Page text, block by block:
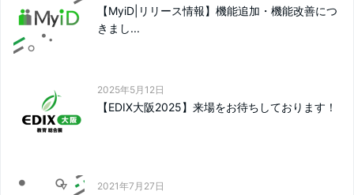
【MyiD|リリース情報】機能追加・機能改善につ
きまし...
2025年5月12日
【EDIX大阪2025】来場をお待ちしております！
2021年7月27日